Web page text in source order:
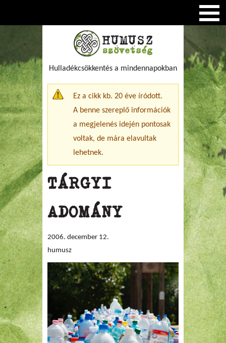
Hulladékcsökkentés a mindennapokban
Figyelmeztető üzenet
Ez a cikk kb. 20 éve íródott.
A benne szereplő információk
a megjelenés idején pontosak
voltak, de mára elavultak
lehetnek.
TÁRGYI
ADOMÁNY
2006. december 12.
humusz